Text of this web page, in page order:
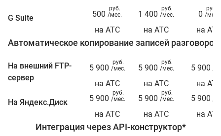
G Suite 500
руб.
/мес.
на АТС
1 400
руб.
/мес.
на АТС
0
руб.
/мес.
на АТС
Автоматическое копирование записей разговоров
На внешний FTP-
сервер
5 900
руб.
/мес.
на АТС
5 900
руб.
/мес.
на АТС
5 900 /
на АТС
На Яндекс.Диск
5 900
руб.
/мес.
на АТС
5 900
руб.
/мес.
на АТС
5 900 /
на АТС
Интеграция через API-конструктор*